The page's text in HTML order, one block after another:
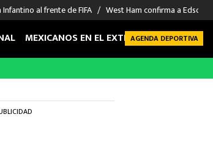
al frente de FIFA West Ham confirma a Edson
MEXICANOS EN EL EXTRANJERO FUTBOL
AGENDA DEPORTIVA